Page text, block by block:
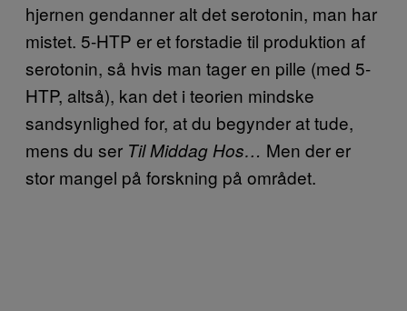
hjernen gendanner alt det serotonin, man har
mistet. 5-HTP er et forstadie til produktion af
serotonin, så hvis man tager en pille (med 5-
HTP, altså), kan det i teorien mindske
sandsynlighed for, at du begynder at tude,
mens du ser Til Middag Hos… Men der er
stor mangel på forskning på området.